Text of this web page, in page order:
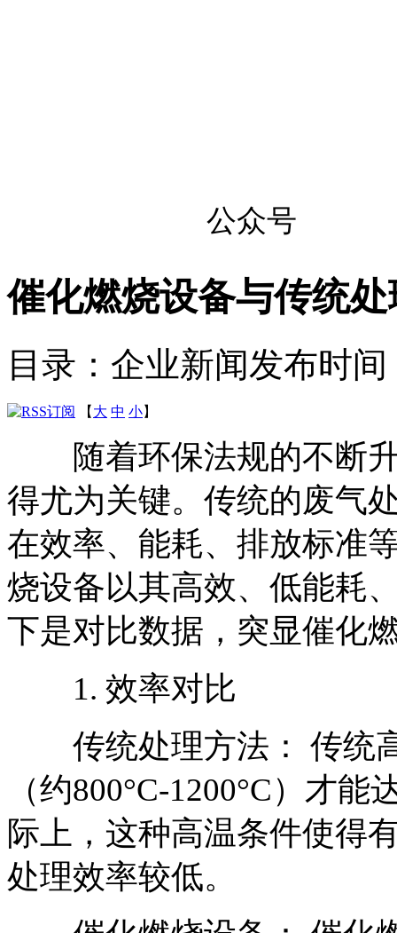
公众号
催化燃烧设备与传统
目录：企业新闻发布时间
【 大 中 小】
随着环保法规的不断升
得尤为关键。传统的废气
在效率、能耗、排放标准
烧设备以其高效、低能耗
下是对比数据，突显催化
1. 效率对比
传统处理方法： 传统
（约800°C-1200°C）才
际上，这种高温条件使得
处理效率较低。